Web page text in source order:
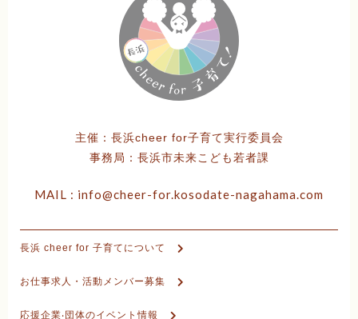
主催：長浜cheer for子育て実行委員会
事務局：長浜市未来こども若者課
MAIL : info@cheer-for.kosodate-nagahama.com
⻑浜 cheer for ⼦育てについて
お仕事求人・活動メンバー募集
応援企業‧団体のイベント情報